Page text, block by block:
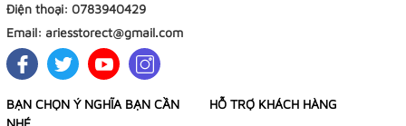
Điện thoại: 0783940429
Email: ariesstorect@gmail.com
BẠN CHỌN Ý NGHĨA BẠN CẦN
HỖ TRỢ KHÁCH HÀNG